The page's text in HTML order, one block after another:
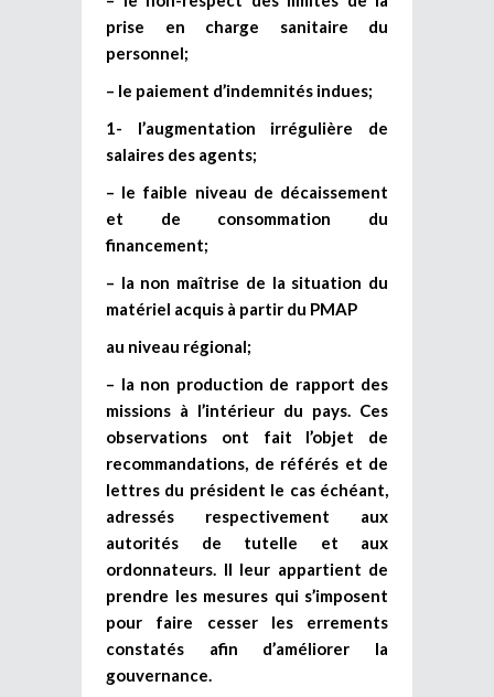
prise en charge sanitaire du
personnel;
– le paiement d’indemnités indues;
1- l’augmentation irrégulière de
salaires des agents;
– le faible niveau de décaissement
et de consommation du
financement;
– la non maîtrise de la situation du
matériel acquis à partir du PMAP
au niveau régional;
– la non production de rapport des
missions à l’intérieur du pays. Ces
observations ont fait l’objet de
recommandations, de référés et de
lettres du président le cas échéant,
adressés respectivement aux
autorités de tutelle et aux
ordonnateurs. Il leur appartient de
prendre les mesures qui s’imposent
pour faire cesser les errements
constatés afin d’améliorer la
gouvernance.